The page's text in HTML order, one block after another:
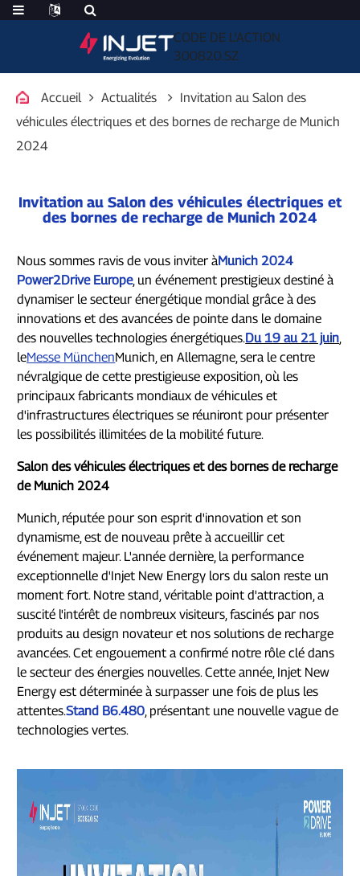
CODE DE L'ACTION
300820.SZ
Accueil Actualités
Invitation au Salon des
véhicules électriques et des bornes de recharge de Munich
2024
Invitation au Salon des véhicules électriques et
des bornes de recharge de Munich 2024
Nous sommes ravis de vous inviter àMunich 2024
Power2Drive Europe, un événement prestigieux destiné à
dynamiser le secteur énergétique mondial grâce à des
innovations et des avancées de pointe dans le domaine
des nouvelles technologies énergétiques.Du 19 au 21 juin,
leMesse MünchenMunich, en Allemagne, sera le centre
névralgique de cette prestigieuse exposition, où les
principaux fabricants mondiaux de véhicules et
d'infrastructures électriques se réuniront pour présenter
les possibilités illimitées de la mobilité future.
Salon des véhicules électriques et des bornes de recharge
de Munich 2024
Munich, réputée pour son esprit d'innovation et son
dynamisme, est de nouveau prête à accueillir cet
événement majeur. L'année dernière, la performance
exceptionnelle d'Injet New Energy lors du salon reste un
moment fort. Notre stand, véritable point d'attraction, a
suscité l'intérêt de nombreux visiteurs, fascinés par nos
produits au design novateur et nos solutions de recharge
avancées. Cet engouement a confirmé notre rôle clé dans
le secteur des énergies nouvelles. Cette année, Injet New
Energy est déterminée à surpasser une fois de plus les
attentes.Stand B6.480, présentant une nouvelle vague de
technologies vertes.